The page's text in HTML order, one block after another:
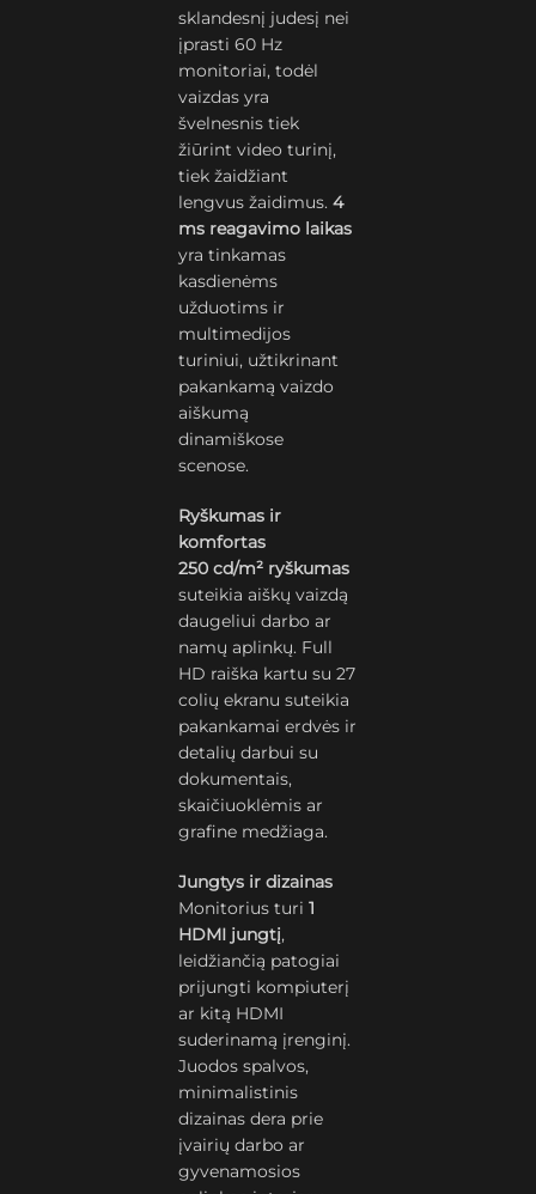
sklandesnį judesį nei
įprasti 60 Hz
monitoriai, todėl
vaizdas yra
švelnesnis tiek
žiūrint video turinį,
tiek žaidžiant
lengvus žaidimus.4
ms reagavimo laikas
yra tinkamas
kasdienėms
užduotims ir
multimedijos
turiniui, užtikrinant
pakankamą vaizdo
aiškumą
dinamiškose
scenose.
Ryškumas ir
komfortas
250 cd/m² ryškumas
suteikia aiškų vaizdą
daugeliui darbo ar
namų aplinkų. Full
HD raiška kartu su 27
colių ekranu suteikia
pakankamai erdvės ir
detalių darbui su
dokumentais,
skaičiuoklėmis ar
grafine medžiaga.
Jungtys ir dizainas
Monitorius turi1
HDMI jungtį,
leidžiančią patogiai
prijungti kompiuterį
ar kitą HDMI
suderinamą įrenginį.
Juodos spalvos,
minimalistinis
dizainas dera prie
įvairių darbo ar
gyvenamosios